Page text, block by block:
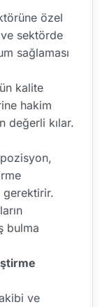
özel
sektörde
sağlaması
kalite
hakim
değerli kılar.
gerektirir.
bulma
ve